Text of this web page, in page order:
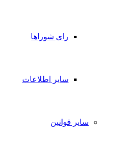
رای شوراها
سایر اطلاعات
سایر قوانین